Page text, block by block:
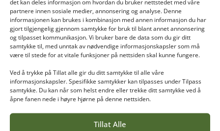
det kan deles informasjon om hvordan du bruker nettstedet med våre
partnere innen sosiale medier, annonsering og analyse. Denne
informasjonen kan brukes i kombinasjon med annen informasjon du har
gjort tilgjengelig gjennom samtykke for bruk til blant annet annonsering
og tilpasset kommunikasjon. Vi bruker bare de data som du gir ditt
samtykke til, med unntak av nødvendige informasjonskapsler som må
være til stede for at vitale funksjoner på nettsiden skal kunne fungere.
Ved å trykke på Tillat alle gir du ditt samtykke til alle våre
informasjonskapsler. Spesifikke samtykker kan tilpasses under Tilpass
samtykke. Du kan når som helst endre eller trekke ditt samtykke ved å
åpne fanen nede i høyre hjørne på denne nettsiden.
Tillat Alle
Dorte Finstad
Referater fra fagskolestyremøter
Her finner du referater fra møter i
fagskolestyret ved Norges grønne fagskole –
Vea.
Les mer